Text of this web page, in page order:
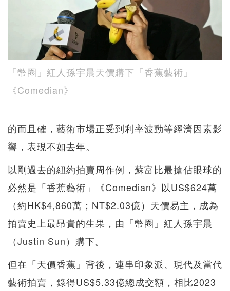
「幣圈」紅人孫宇晨天價購下「香蕉藝術」
《Comedian》
的而且確，藝術市場正受到利率波動等經濟因素影
響，表現不如去年。
以剛過去的紐約拍賣周作例，蘇富比最搶佔眼球的
必然是「香蕉藝術」《Comedian》以US$624萬
（約HK$4,860萬；NT$2.03億）天價易主，成為
拍賣史上最昂貴的生果，由「幣圈」紅人孫宇晨
（Justin Sun）購下。
但在「天價香蕉」背後，連串印象派、現代及當代
藝術拍賣，錄得US$5.33億總成交額，相比2023